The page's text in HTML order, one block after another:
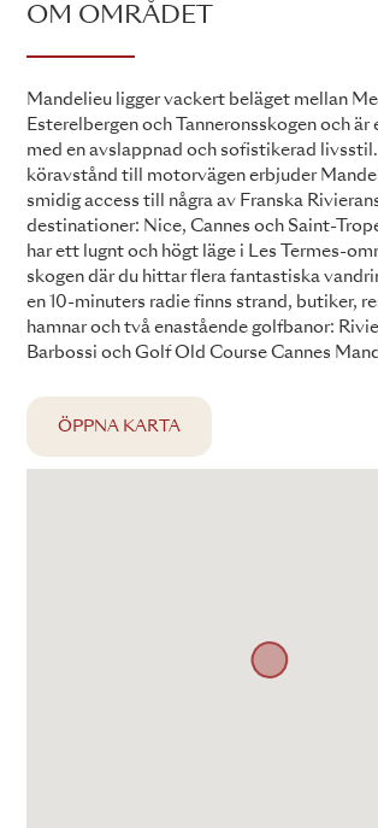
OM OMRÅDET
Mandelieu ligger vackert beläget mellan
Esterelbergen och Tanneronsskogen och är
med en avslappnad och sofistikerad
köravstånd till motorvägen erbjuder
smidig access till några av Franska
destinationer: Nice, Cannes och Saint-
har ett lugnt och högt läge i Les Termes-
skogen där du hittar flera fantastiska
en 10-minuters radie finns strand, butiker,
hamnar och två enastående golfbanor:
Barbossi och Golf Old Course Cannes
ÖPPNA KARTA